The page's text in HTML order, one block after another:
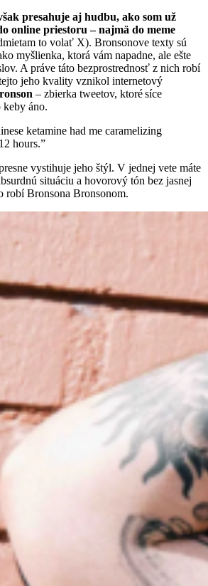
presahuje aj hudbu, ako som už
online priestoru – najmä do meme
to volať X). Bronsonove texty sú
myšlienka, ktorá vám napadne, ale ešte
A práve táto bezprostrednosť z nich robí
jeho kvality vznikol internetový
– zbierka tweetov, ktoré síce
keby áno.
ketamine had me caramelizing
hours.”
vystihuje jeho štýl. V jednej vete máte
situáciu a hovorový tón bez jasnej
robí Bronsona Bronsonom.